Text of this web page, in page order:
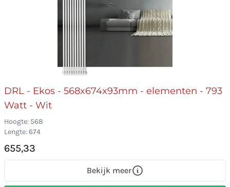
DRL - Ekos - 568x674x93mm - elementen - 793
Watt - Wit
Hoogte: 568
Lengte: 674
655,33
Bekijk meer